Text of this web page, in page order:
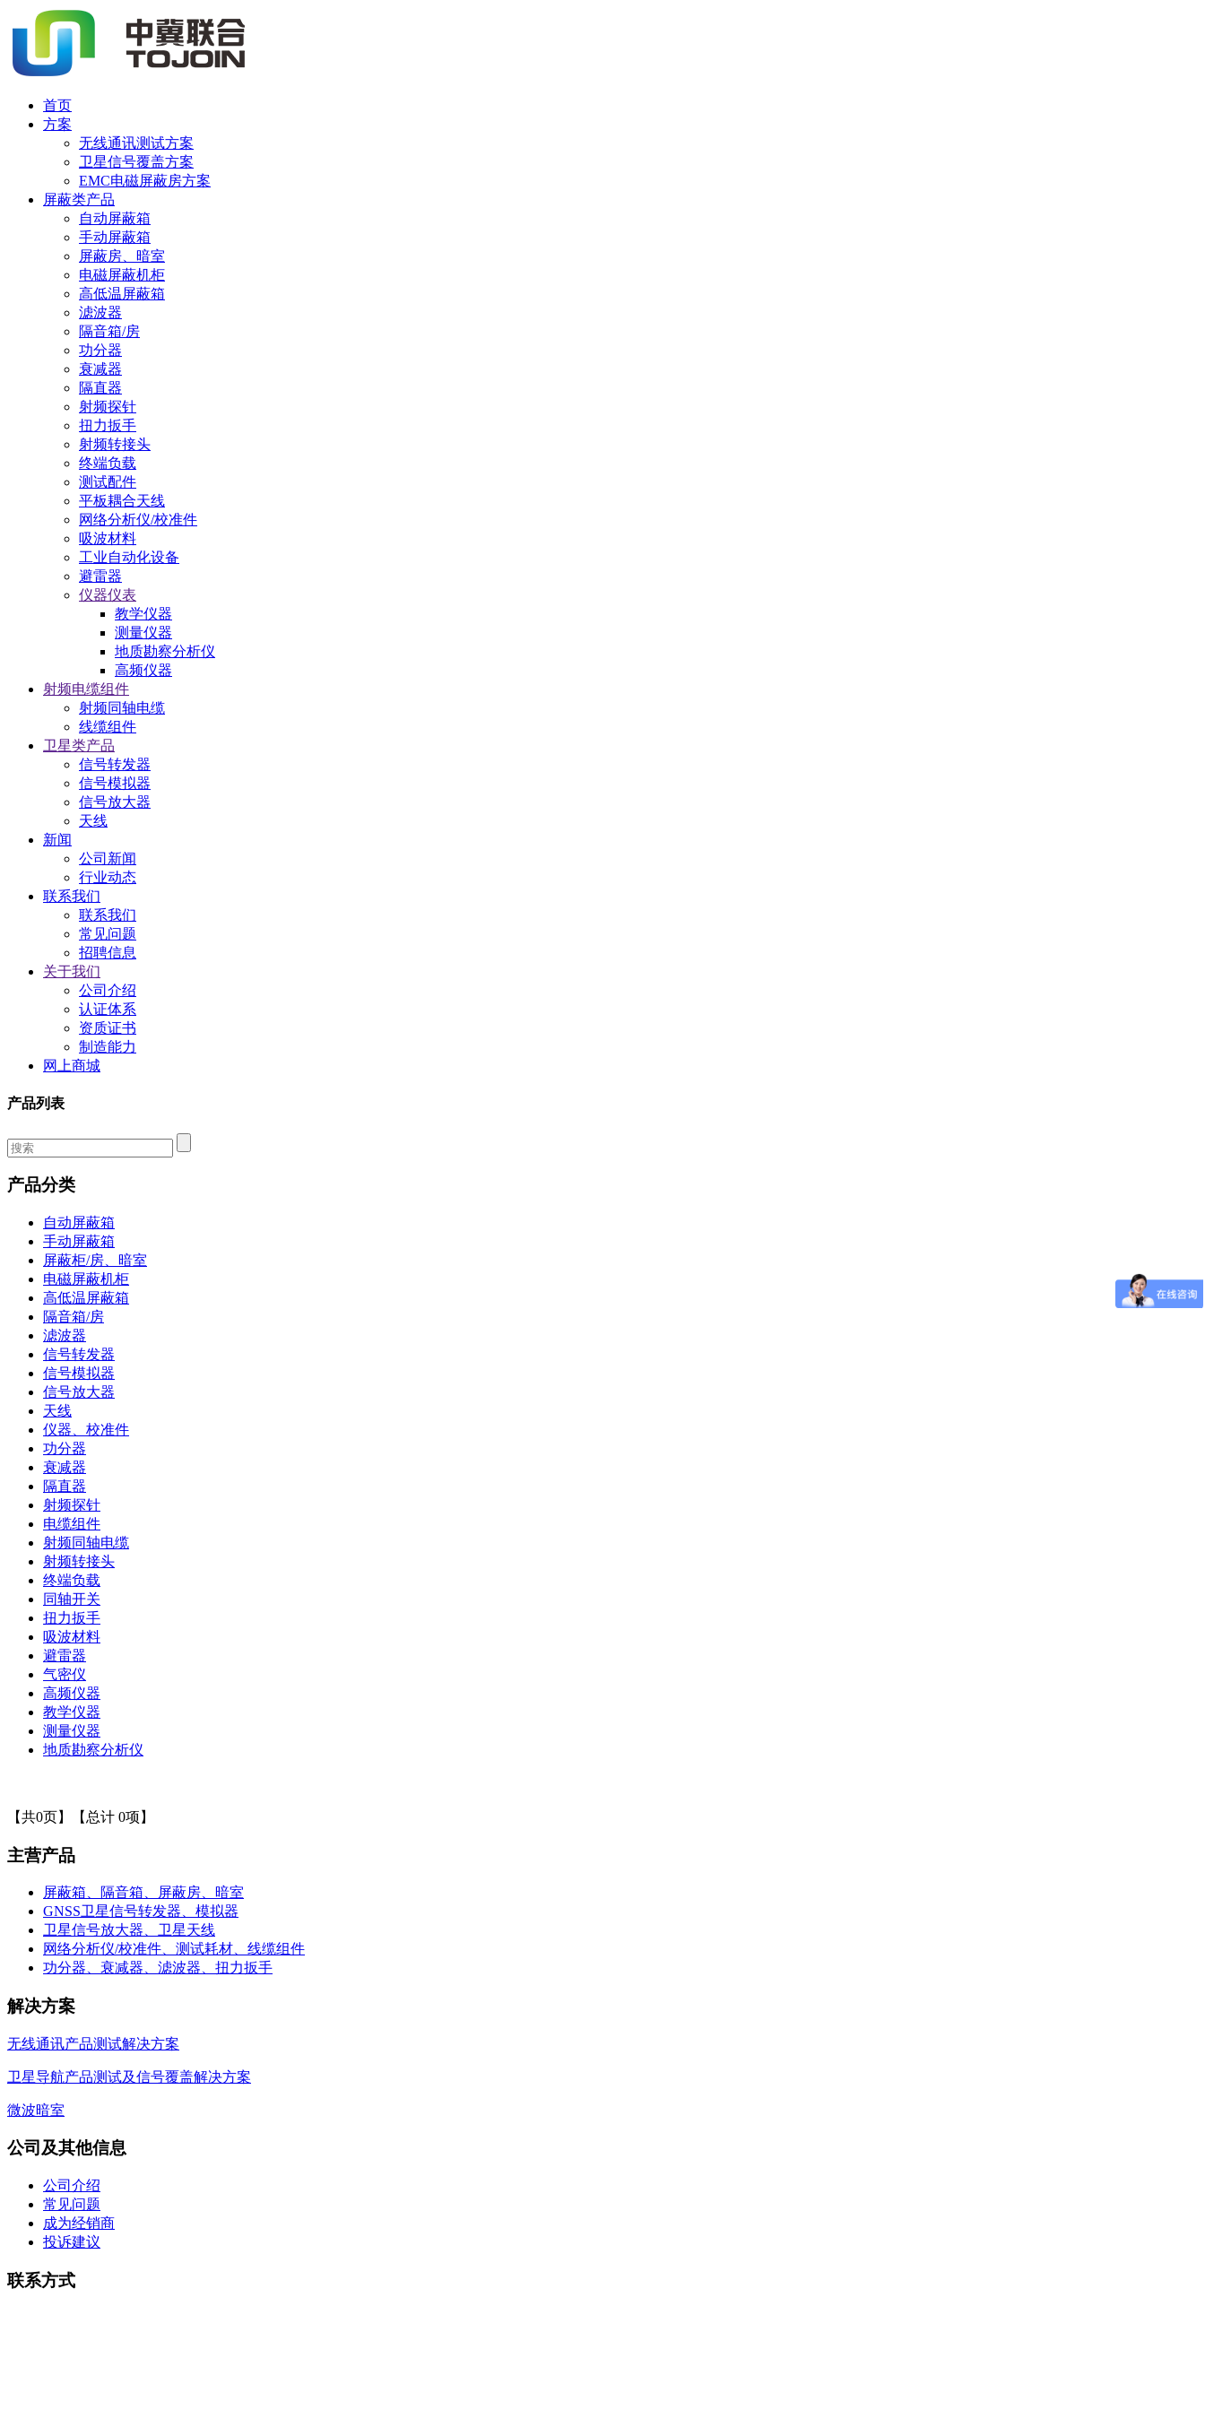
首页
方案
无线通讯测试方案
卫星信号覆盖方案
EMC电磁屏蔽房方案
屏蔽类产品
自动屏蔽箱
手动屏蔽箱
屏蔽房、暗室
电磁屏蔽机柜
高低温屏蔽箱
滤波器
隔音箱/房
功分器
衰减器
隔直器
射频探针
扭力扳手
射频转接头
终端负载
测试配件
平板耦合天线
网络分析仪/校准件
吸波材料
工业自动化设备
避雷器
仪器仪表
教学仪器
测量仪器
地质勘察分析仪
高频仪器
射频电缆组件
射频同轴电缆
线缆组件
卫星类产品
信号转发器
信号模拟器
信号放大器
天线
新闻
公司新闻
行业动态
联系我们
联系我们
常见问题
招聘信息
关于我们
公司介绍
认证体系
资质证书
制造能力
网上商城
产品列表
产品分类
自动屏蔽箱
手动屏蔽箱
屏蔽柜/房、暗室
电磁屏蔽机柜
高低温屏蔽箱
隔音箱/房
滤波器
信号转发器
信号模拟器
信号放大器
天线
仪器、校准件
功分器
衰减器
隔直器
射频探针
电缆组件
射频同轴电缆
射频转接头
终端负载
同轴开关
扭力扳手
吸波材料
避雷器
气密仪
高频仪器
教学仪器
测量仪器
地质勘察分析仪
【共0页】【总计 0项】
主营产品
屏蔽箱、隔音箱、屏蔽房、暗室
GNSS卫星信号转发器、模拟器
卫星信号放大器、卫星天线
网络分析仪/校准件、测试耗材、线缆组件
功分器、衰减器、滤波器、扭力扳手
解决方案
无线通讯产品测试解决方案
卫星导航产品测试及信号覆盖解决方案
微波暗室
公司及其他信息
公司介绍
常见问题
成为经销商
投诉建议
联系方式